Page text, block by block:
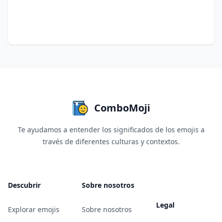
Tus sugerencias ayudan a hacer este
ComboMoji
Te ayudamos a entender los significados de los emojis a
través de diferentes culturas y contextos.
Descubrir
Explorar emojis
Sobre nosotros
Sobre nosotros Legal